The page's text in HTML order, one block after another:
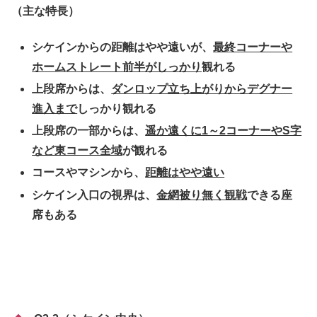
（主な特長）
シケインからの距離はやや遠いが、最終コーナーや
ホームストレート前半がしっかり観れる
上段席からは、 ダンロップ立ち上がりからデグナー
進入までしっかり観れる
上段席の一部からは、遥か遠くに1～2コーナーやS字
など東コース全域が観れる
コースやマシンから、 距離はやや遠い
シケイン入口の視界は、金網被り無く観戦できる座
席もある